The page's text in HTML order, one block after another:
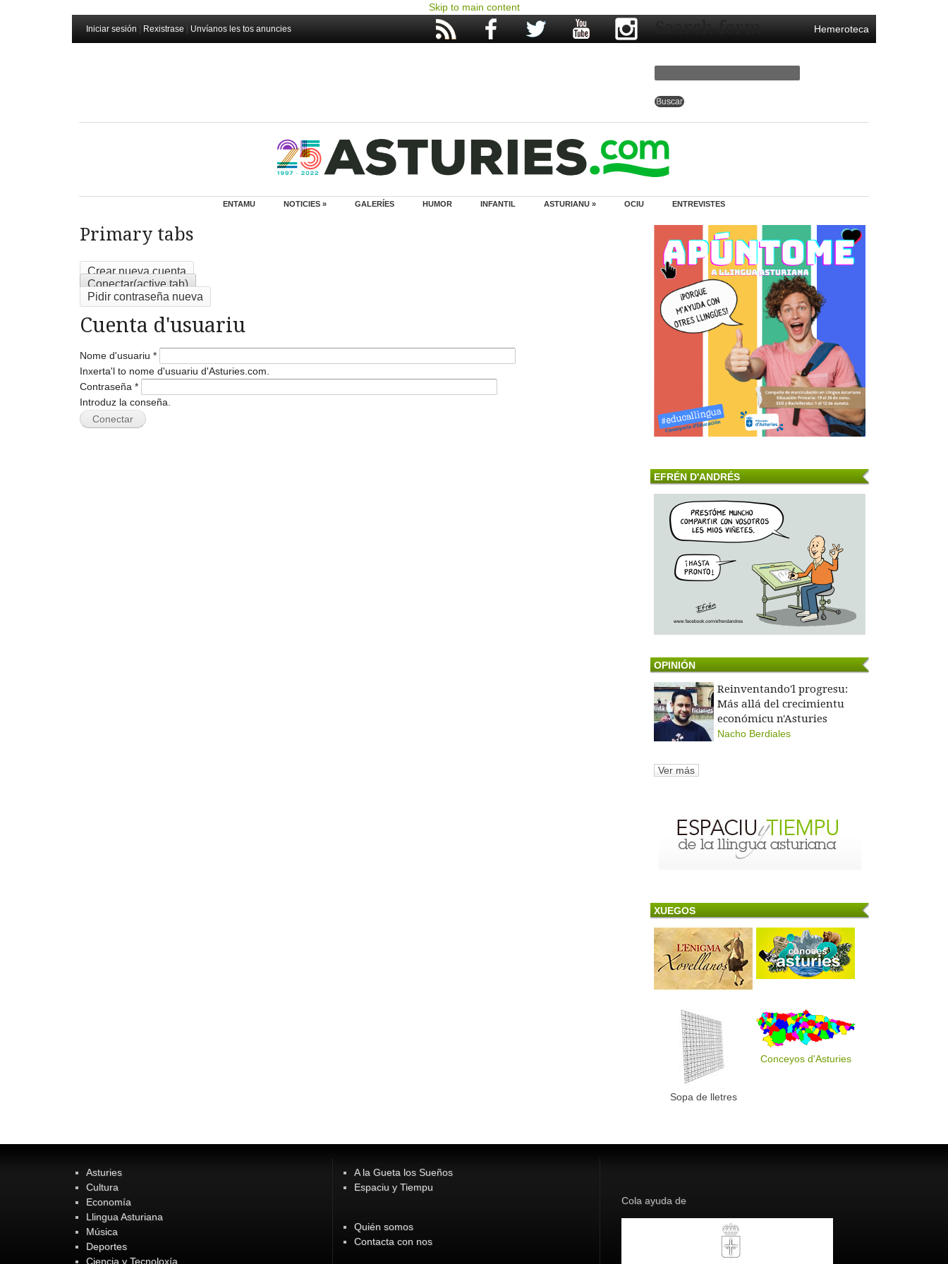
Skip to main content
Iniciar sesión Rexistrase Unvíanos les tos anuncies Hemeroteca
Search form
ENTAMU NOTICIES » GALERÍES HUMOR INFANTIL ASTURIANU » OCIU ENTREVISTES
Primary tabs
Crear nueva cuenta
Conectar(active tab)
Pidir contraseña nueva
Cuenta d'usuariu
Nome d'usuariu *
Inxerta'l to nome d'usuariu d'Asturies.com.
Contraseña *
Introduz la conseña.
EFRÉN D'ANDRÉS
OPINIÓN
Reinventando'l progresu:
Más allá del crecimientu
económicu n'Asturies
Nacho Berdiales
Ver más
XUEGOS
Sopa de lletres
Conceyos d'Asturies
Asturies
Cultura
Economía
Llingua Asturiana
Música
Deportes
Ciencia y Tecnoloxía
A la Gueta los Sueños
Espaciu y Tiempu
Quién somos
Contacta con nos
Cola ayuda de